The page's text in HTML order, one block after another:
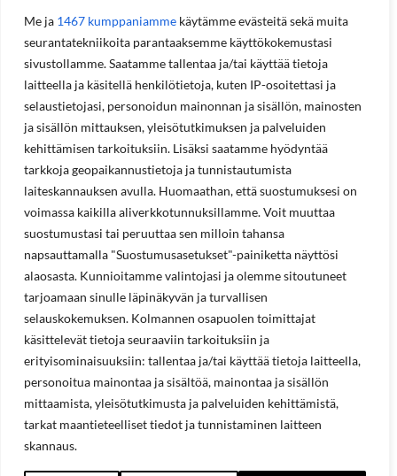
Me ja 1467 kumppaniamme käytämme evästeitä sekä muita
seurantatekniikoita parantaaksemme käyttökokemustasi
sivustollamme. Saatamme tallentaa ja/tai käyttää tietoja
laitteella ja käsitellä henkilötietoja, kuten IP-osoitettasi ja
selaustietojasi, personoidun mainonnan ja sisällön, mainosten
ja sisällön mittauksen, yleisötutkimuksen ja palveluiden
kehittämisen tarkoituksiin. Lisäksi saatamme hyödyntää
tarkkoja geopaikannustietoja ja tunnistautumista
laiteskannauksen avulla. Huomaathan, että suostumuksesi on
voimassa kaikilla aliverkkotunnuksillamme. Voit muuttaa
suostumustasi tai peruuttaa sen milloin tahansa
napsauttamalla "Suostumusasetukset"-painiketta näyttösi
alaosasta. Kunnioitamme valintojasi ja olemme sitoutuneet
tarjoamaan sinulle läpinäkyvän ja turvallisen
selauskokemuksen. Kolmannen osapuolen toimittajat
käsittelevät tietoja seuraaviin tarkoituksiin ja
erityisominaisuuksiin: tallentaa ja/tai käyttää tietoja laitteella,
personoitua mainontaa ja sisältöä, mainontaa ja sisällön
mittaamista, yleisötutkimusta ja palveluiden kehittämistä,
tarkat maantieteelliset tiedot ja tunnistaminen laitteen
skannaus.